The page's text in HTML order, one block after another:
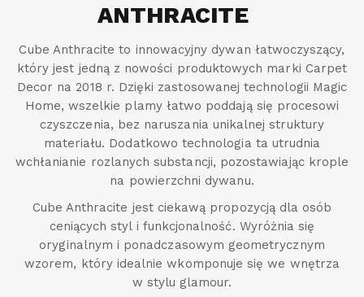
ANTHRACITE
Cube Anthracite to innowacyjny dywan łatwoczyszący,
który jest jedną z nowości produktowych marki Carpet
Decor na 2018 r. Dzięki zastosowanej technologii Magic
Home, wszelkie plamy łatwo poddają się procesowi
czyszczenia, bez naruszania unikalnej struktury
materiału. Dodatkowo technologia ta utrudnia
wchłanianie rozlanych substancji, pozostawiając krople
na powierzchni dywanu.
Cube Anthracite jest ciekawą propozycją dla osób
ceniących styl i funkcjonalność. Wyróżnia się
oryginalnym i ponadczasowym geometrycznym
wzorem, który idealnie wkomponuje się we wnętrza
w stylu glamour.